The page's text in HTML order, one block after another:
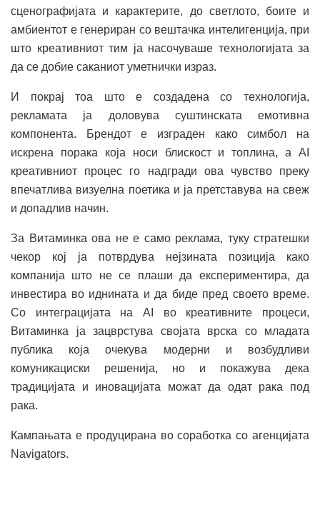
сценографијата и карактерите, до светлото, боите и
амбиентот е генериран со вештачка интелигенција, при
што креативниот тим ја насочуваше технологијата за
да се добие саканиот уметнички израз.
И покрај тоа што е создадена со технологија,
рекламата ја доловува суштинската емотивна
компонента. Брендот е изграден како симбол на
искрена порака која носи блискост и топлина, а AI
креативниот процес го надгради ова чувство преку
впечатлива визуелна поетика и ја претставува на свеж
и допадлив начин.
За Витаминка ова не е само реклама, туку стратешки
чекор кој ја потврдува нејзината позиција како
компанија што не се плаши да експериментира, да
инвестира во иднината и да биде пред своето време.
Со интеграцијата на AI во креативните процеси,
Витаминка ја зацврстува својата врска со младата
публика која очекува модерни и возбудливи
комуникациски решенија, но и покажува дека
традицијата и иновацијата можат да одат рака под
рака.
Кампањата е продуцирана во соработка со агенцијата
Navigators.